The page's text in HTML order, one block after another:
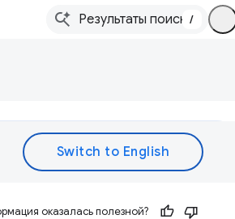
/
оказалась полезной?